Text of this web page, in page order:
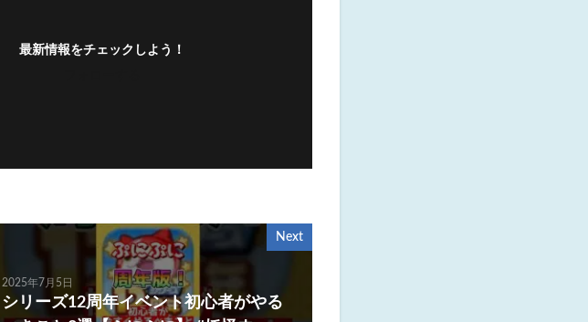
最新情報をチェックしよう！
Next
2025年7月5日
シリーズ12周年イベント初心者がやる